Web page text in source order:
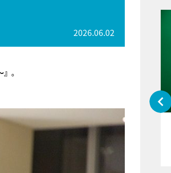
2026.06.02
。
『アイ＝ラブ！げーみんぐ』＝LOV
E齋藤樹愛羅＆佐々木舞香SPインタ